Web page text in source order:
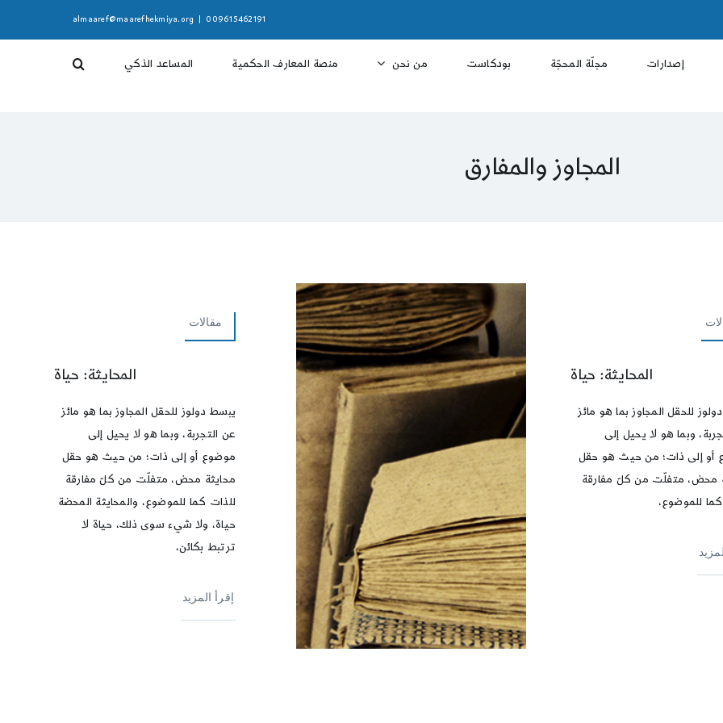
009615462191
almaaref@maarefhekmiya.org
إصدارات مجلّة المحجّة بودكاست من نحن منصة المعارف الحكمية المساعد الذكي
المجاوز والمفارق
المحايثة: حياة
للحقل المجاوز بما هو مائز
وبما هو لا يحيل إلى
أو إلى ذات؛ من حيث هو حقل
محض، متفلّت من كلّ مفارقة
للموضوع،
مقالات
المحايثة: حياة
يبسط دولوز للحقل المجاوز بما هو مائز
عن التجربة، وبما هو لا يحيل إلى
موضوع أو إلى ذات؛ من حيث هو حقل
محايثة محض، متفلّت من كلّ مفارقة
للذات كما للموضوع، والمحايثة المحضة
حياة، ولا شيء سوى ذلك، حياة لا
ترتبط بكائن،
إقرأ المزيد